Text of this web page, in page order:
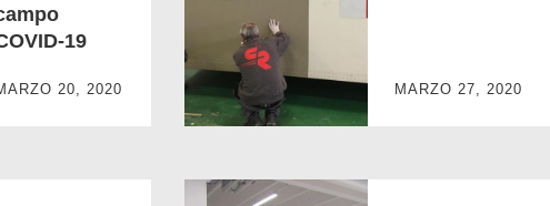
hospital de campo COVID-19
19
20, 2020
EL TRABAJO EN EQUIPO SIEMPRE GANA
MARZO 27, 2020